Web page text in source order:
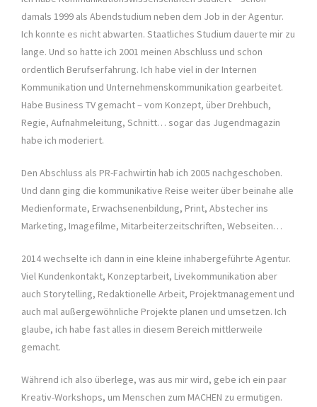
damals 1999 als Abendstudium neben dem Job in der Agentur.
Ich konnte es nicht abwarten. Staatliches Studium dauerte mir zu
lange. Und so hatte ich 2001 meinen Abschluss und schon
ordentlich Berufserfahrung. Ich habe viel in der Internen
Kommunikation und Unternehmenskommunikation gearbeitet.
Habe Business TV gemacht – vom Konzept, über Drehbuch,
Regie, Aufnahmeleitung, Schnitt… sogar das Jugendmagazin
habe ich moderiert.
Den Abschluss als PR-Fachwirtin hab ich 2005 nachgeschoben.
Und dann ging die kommunikative Reise weiter über beinahe alle
Medienformate, Erwachsenenbildung, Print, Abstecher ins
Marketing, Imagefilme, Mitarbeiterzeitschriften, Webseiten…
2014 wechselte ich dann in eine kleine inhabergeführte Agentur.
Viel Kundenkontakt, Konzeptarbeit, Livekommunikation aber
auch Storytelling, Redaktionelle Arbeit, Projektmanagement und
auch mal außergewöhnliche Projekte planen und umsetzen. Ich
glaube, ich habe fast alles in diesem Bereich mittlerweile
gemacht.
Während ich also überlege, was aus mir wird, gebe ich ein paar
Kreativ-Workshops, um Menschen zum MACHEN zu ermutigen.